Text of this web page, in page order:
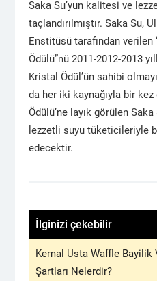
Saka Su’yun kalitesi ve
taçlandırılmıştır. Saka Su,
Enstitüsü tarafından verilen
Ödülü”nü 2011-2012-2013
Kristal Ödül’ün sahibi
da her iki kaynağıyla bir kez
Ödülü’ne layık görülen
lezzetli suyu tüketicileriyle
edecektir.
İlginizi çekebilir
Kemal Usta Waffle Bayilik
Şartları Nelerdir?